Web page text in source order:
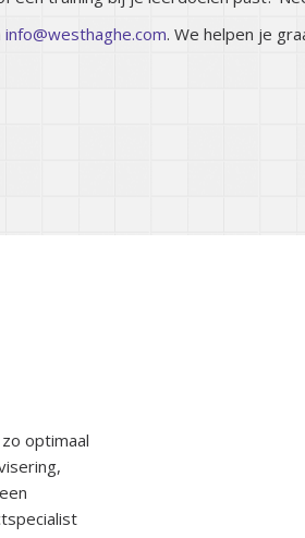
info@westhaghe.com. We helpen je
optimaal